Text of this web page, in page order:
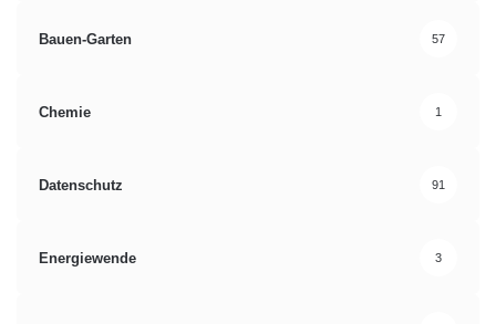
Bauen-Garten 57
Chemie 1
Datenschutz 91
Energiewende 3